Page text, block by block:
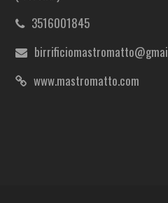
3516001845
www.mastromatto.com